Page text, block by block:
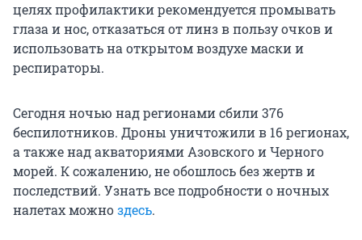
целях профилактики рекомендуется промывать
глаза и нос, отказаться от линз в пользу очков и
использовать на открытом воздухе маски и
респираторы.
Сегодня ночью над регионами сбили 376
беспилотников. Дроны уничтожили в 16 регионах,
а также над акваториями Азовского и Черного
морей. К сожалению, не обошлось без жертв и
последствий. Узнать все подробности о ночных
налетах можноздесь.